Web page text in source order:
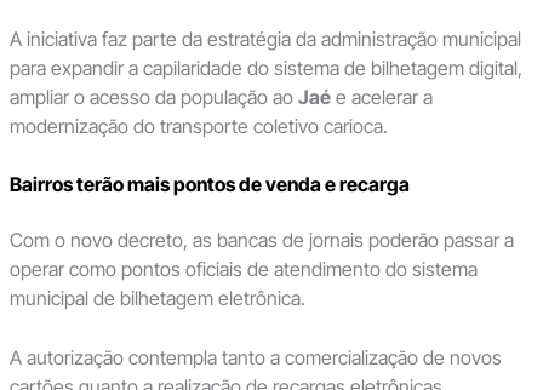
A iniciativa faz parte da estratégia da administração municipal
para expandir a capilaridade do sistema de bilhetagem digital,
ampliar o acesso da população ao Jaée acelerar a
modernização do transporte coletivo carioca.
Bairros terão mais pontos de venda e recarga
Com o novo decreto, as bancas de jornais poderão passar a
operar como pontos oficiais de atendimento do sistema
municipal de bilhetagem eletrônica.
A autorização contempla tanto a comercialização de novos